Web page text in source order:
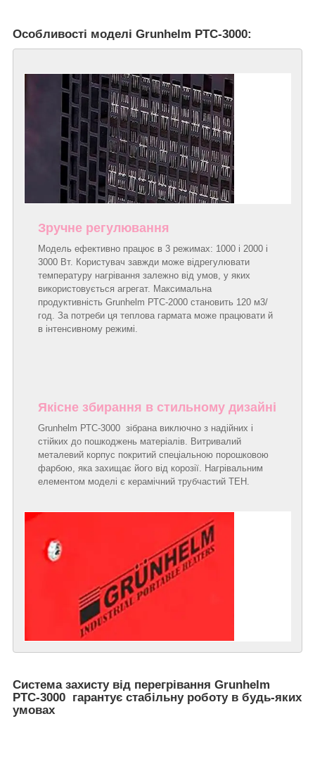
Особливості моделі Grunhelm РТС-3000:
Якісне збирання в стильному дизайні
Grunhelm РТС-3000 зібрана виключно з надійних і
стійких до пошкоджень матеріалів. Витривалий
металевий корпус покритий спеціальною порошковою
фарбою, яка захищає його від корозії. Нагрівальним
елементом моделі є керамічний трубчастий ТЕН.
Зручне регулювання
Модель ефективно працює в 3 режимах: 1000 і 2000 і
3000 Вт. Користувач завжди може відрегулювати
температуру нагрівання залежно від умов, у яких
використовується агрегат. Максимальна
продуктивність Grunhelm РТС-2000 становить 120 м3/
год. За потреби ця теплова гармата може працювати й
в інтенсивному режимі.
Система захисту від перегрівання Grunhelm
РТС-3000 гарантує стабільну роботу в будь-яких
умовах